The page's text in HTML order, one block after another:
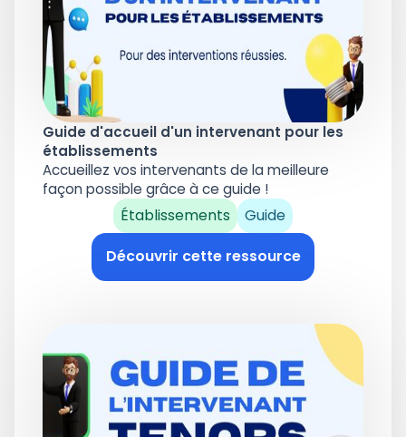
Guide d'accueil d'un intervenant pour les
établissements
Accueillez vos intervenants de la meilleure
façon possible grâce à ce guide !
Établissements
Guide
Découvrir cette ressource